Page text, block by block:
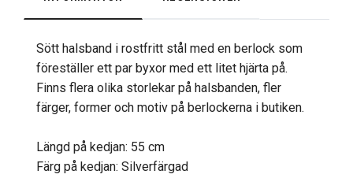
Sött halsband i rostfritt stål med en berlock som
föreställer ett par byxor med ett litet hjärta på.
Finns flera olika storlekar på halsbanden, fler
färger, former och motiv på berlockerna i butiken.
Längd på kedjan: 55 cm
Färg på kedjan: Silverfärgad